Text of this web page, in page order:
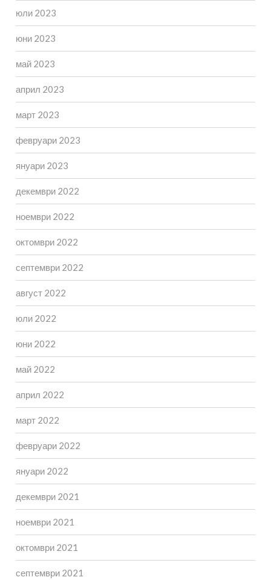
юли 2023
юни 2023
май 2023
април 2023
март 2023
февруари 2023
януари 2023
декември 2022
ноември 2022
октомври 2022
септември 2022
август 2022
юли 2022
юни 2022
май 2022
април 2022
март 2022
февруари 2022
януари 2022
декември 2021
ноември 2021
октомври 2021
септември 2021